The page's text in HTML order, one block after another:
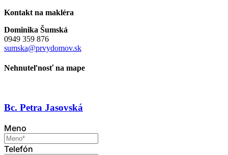
Kontakt na makléra
Dominika Šumská
0949 359 876
sumska@prvydomov.sk
Nehnuteľnosť na mape
Bc. Petra Jasovská
Meno
Telefón